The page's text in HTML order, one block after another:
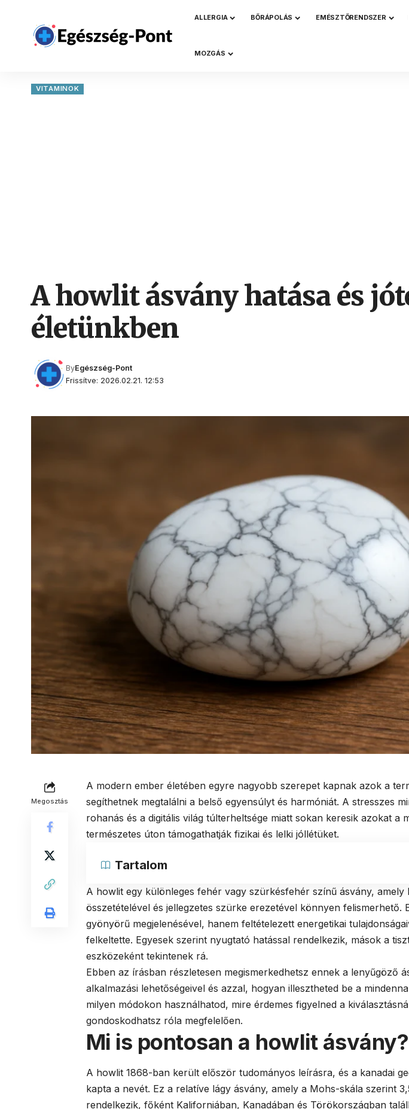
ALLERGIA BŐRÁPOLÁS EMÉSZTŐRENDSZER
MOZGÁS
VITAMINOK
A howlit ásvány hatása és
életünkben
Frissítve: 2026.02.21. 12:53
ByEgészség-Pont
Megosztás
A modern ember életében egyre nagyobb szerepet kapnak azok a
segíthetnek megtalálni a belső egyensúlyt és harmóniát. A stresszes
rohanás és a digitális világ túlterheltsége miatt sokan keresik azokat a
természetes úton támogathatják fizikai és lelki jóllétüket.
Tartalom
A howlit egy különleges fehér vagy szürkésfehér színű ásvány,
összetételével és jellegzetes szürke erezetével könnyen felismerhető.
gyönyörű megjelenésével, hanem feltételezett energetikai
felkeltette. Egyesek szerint nyugtató hatással rendelkezik, mások a
eszközeként tekintenek rá.
Ebben az írásban részletesen megismerkedhetsz ennek a lenyűgöző
alkalmazási lehetőségeivel és azzal, hogyan illesztheted be a
milyen módokon használhatod, mire érdemes figyelned a
gondoskodhatsz róla megfelelően.
Mi is pontosan a howlit ásvány?
A howlit 1868-ban került először tudományos leírásra, és a kanadai
kapta a nevét. Ez a relatíve lágy ásvány, amely a Mohs-skála szerint
rendelkezik, főként Kaliforniában, Kanadában és Törökországban